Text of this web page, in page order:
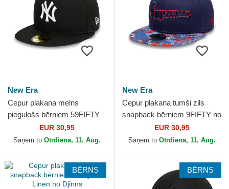
New Era
Cepur plakana melns
piegulošs bērniem 59FIFTY
My First no New York
Yankees MLB no New Era
EUR 30,95
Saņem to Otrdiena, 11. Aug.
New Era
Cepur plakana tumši zils
snapback bērniem 9FIFTY no
Superman DC Comics no
New Era
EUR 30,95
Saņem to Otrdiena, 11. Aug.
BĒRNS BĒRNS